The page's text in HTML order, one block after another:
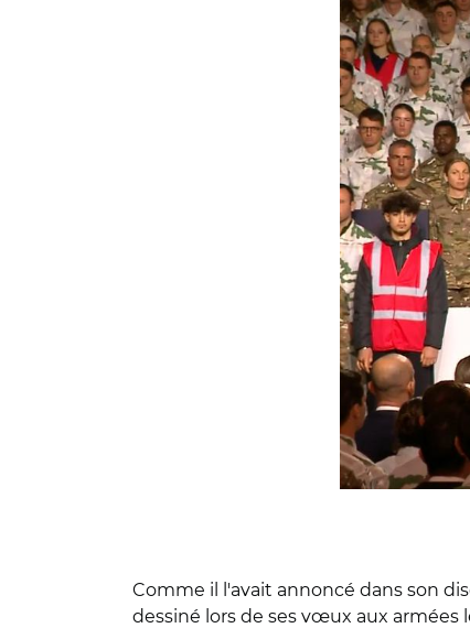
Comme il l'avait annoncé dans son
dessiné lors de ses vœux aux armées